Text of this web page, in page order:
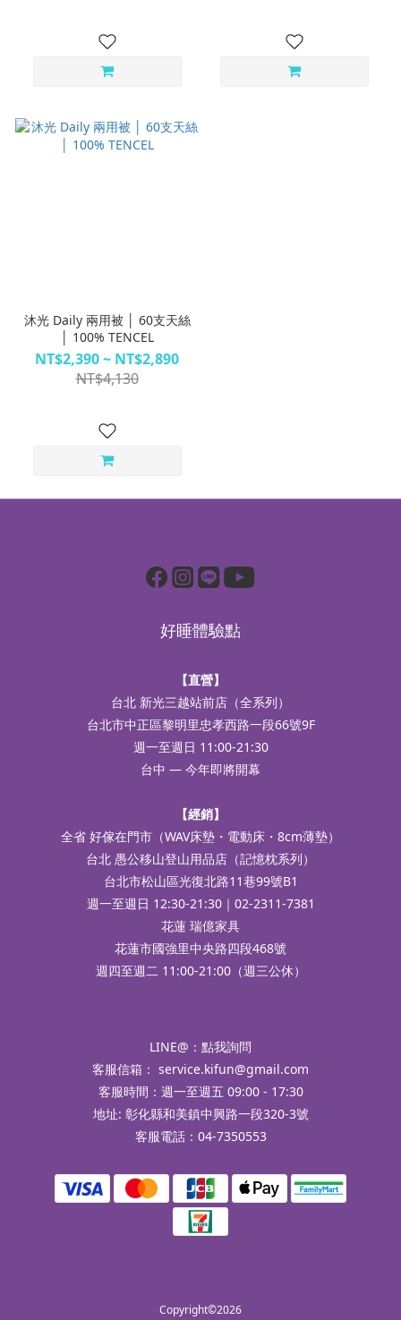
沐光 Daily 兩用被 │ 60支天絲
│ 100% TENCEL
NT$2,390 ~ NT$2,890
NT$4,130
好睡體驗點
【直營】
台北 新光三越站前店（全系列）
台北市中正區黎明里忠孝西路一段66號9F
週一至週日 11:00-21:30
台中 — 今年即將開幕
【經銷】
全省 好傢在門市（WAV床墊・電動床・8cm薄墊）
台北 愚公移山登山用品店（記憶枕系列）
台北市松山區光復北路11巷99號B1
週一至週日 12:30-21:30｜02-2311-7381
花蓮 瑞億家具
花蓮市國強里中央路四段468號
週四至週二 11:00-21:00（週三公休）
LINE@： 點我詢問
客服信箱： service.kifun@gmail.com
客服時間：週一至週五 09:00 - 17:30
地址: 彰化縣和美鎮中興路一段320-3號
客服電話：04-7350553
Copyright©2026